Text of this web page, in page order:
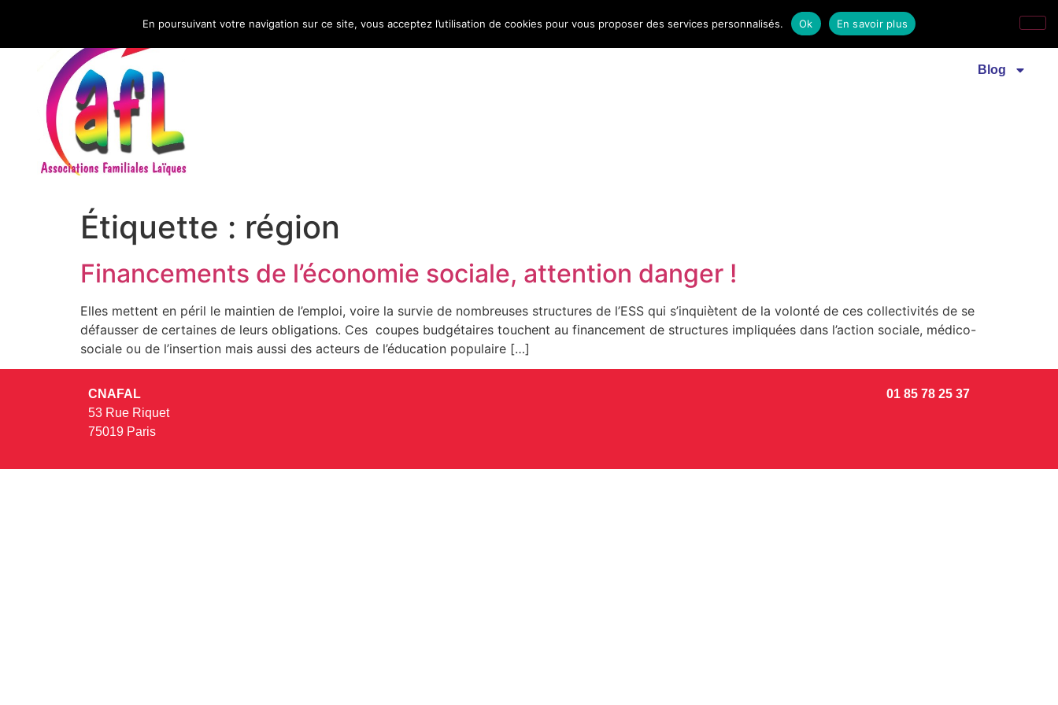
CNAFAL Bulletin d’information Infos conso Revue familles laïques Communiqué de presse
Blog
Étiquette : région
Financements de l’économie sociale, attention danger !
Elles mettent en péril le maintien de l’emploi, voire la survie de nombreuses structures de l’ESS qui s’inquiètent de la volonté de ces collectivités de se
défausser de certaines de leurs obligations. Ces coupes budgétaires touchent au financement de structures impliquées dans l’action sociale, médico-
sociale ou de l’insertion mais aussi des acteurs de l’éducation populaire […]
CNAFAL
53 Rue Riquet
75019 Paris
01 85 78 25 37
En poursuivant votre navigation sur ce site, vous acceptez l’utilisation de cookies pour vous proposer des services personnalisés. Ok En savoir plus